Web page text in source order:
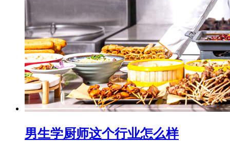
男生学厨师这个行业怎么样